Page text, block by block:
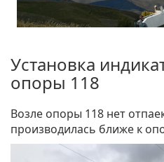
Установка
опоры 118
Возле опоры 118 нет
производилась ближе к